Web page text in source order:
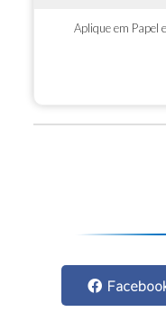
Aplique em Papel